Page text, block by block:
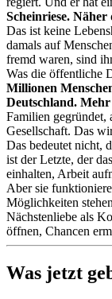
Scheinriese.
Das ist keine
damals auf
fremd waren, sind
Was die öffentliche
Millionen
Deutschland.
Familien gegründet,
Gesellschaft. Das
Das bedeutet nicht,
ist der Letzte, der
einhalten, Arbeit
Aber sie
Möglichkeiten
Nächstenliebe als
öffnen, Chancen
Was jetzt